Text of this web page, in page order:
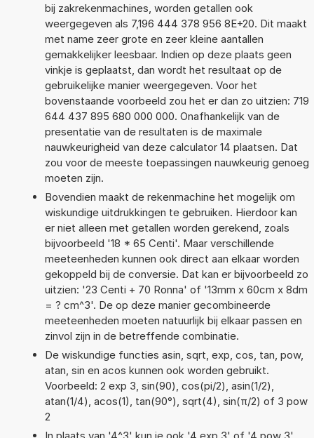
bij zakrekenmachines, worden getallen ook
weergegeven als 7,196 444 378 956 8E+20. Dit maakt
met name zeer grote en zeer kleine aantallen
gemakkelijker leesbaar. Indien op deze plaats geen
vinkje is geplaatst, dan wordt het resultaat op de
gebruikelijke manier weergegeven. Voor het
bovenstaande voorbeeld zou het er dan zo uitzien: 719
644 437 895 680 000 000. Onafhankelijk van de
presentatie van de resultaten is de maximale
nauwkeurigheid van deze calculator 14 plaatsen. Dat
zou voor de meeste toepassingen nauwkeurig genoeg
moeten zijn.
Bovendien maakt de rekenmachine het mogelijk om
wiskundige uitdrukkingen te gebruiken. Hierdoor kan
er niet alleen met getallen worden gerekend, zoals
bijvoorbeeld '18 * 65 Centi'. Maar verschillende
meeteenheden kunnen ook direct aan elkaar worden
gekoppeld bij de conversie. Dat kan er bijvoorbeeld zo
uitzien: '23 Centi + 70 Ronna' of '13mm x 60cm x 8dm
= ? cm^3'. De op deze manier gecombineerde
meeteenheden moeten natuurlijk bij elkaar passen en
zinvol zijn in de betreffende combinatie.
De wiskundige functies asin, sqrt, exp, cos, tan, pow,
atan, sin en acos kunnen ook worden gebruikt.
Voorbeeld: 2 exp 3, sin(90), cos(pi/2), asin(1/2),
atan(1/4), acos(1), tan(90°), sqrt(4), sin(π/2) of 3 pow
2
In plaats van '4^3' kun je ook '4 exp 3' of '4 pow 3'